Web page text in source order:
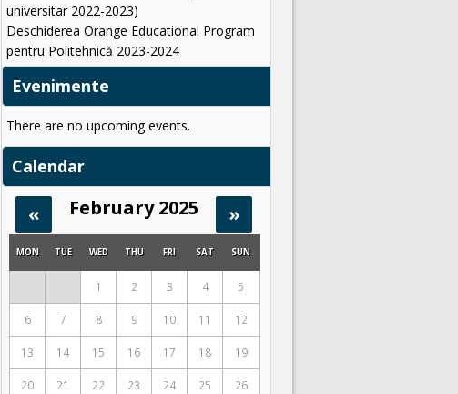
universitar 2022-2023)
Deschiderea Orange Educational Program
pentru Politehnică 2023-2024
Evenimente
There are no upcoming events.
Calendar
« February 2025 »
MON TUE WED THU FRI SAT SUN
1 2 3 4 5
6 7 8 9 10 11 12
13 14 15 16 17 18 19
20 21 22 23 24 25 26